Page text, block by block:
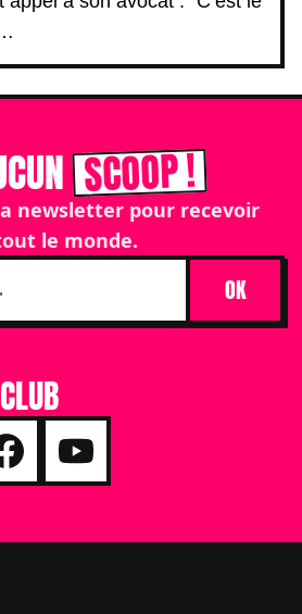
SCOOP !
newsletter pour recevoir
le monde.
OK